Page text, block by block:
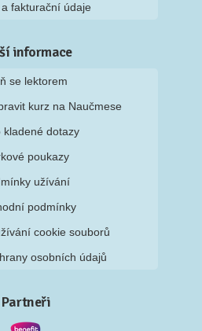
fakturační údaje
informace
se lektorem
kurz na Naučmese
kladené dotazy
poukazy
užívání
podmínky
cookie souborů
osobních údajů
Partneři